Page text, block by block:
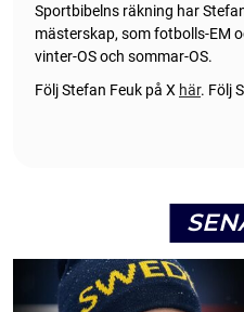
Sportbibelns räkning har
mästerskap, som fotbolls-EM
vinter-OS och sommar-OS.
Följ Stefan Feuk på X här. Följ